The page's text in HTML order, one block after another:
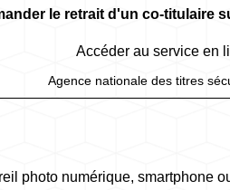
le retrait d'un co-titulaire
Accéder au service en
Agence nationale des titres
photo numérique, smartphone